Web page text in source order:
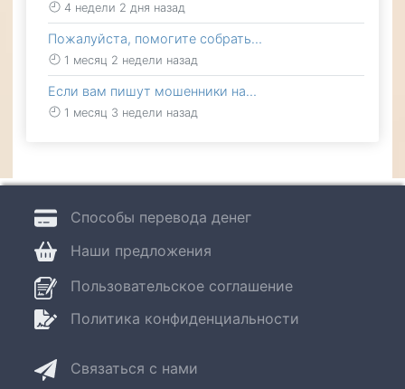
4 недели 2 дня назад
Пожалуйста, помогите собрать…
1 месяц 2 недели назад
Если вам пишут мошенники на…
1 месяц 3 недели назад
Связаться с нами
Пользовательское соглашение
Политика конфиденциальности
Способы перевода денег
Наши предложения